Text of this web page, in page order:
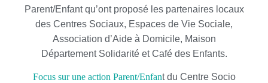
Parent/Enfant qu’ont proposé les partenaires locaux
des Centres Sociaux, Espaces de Vie Sociale,
Association d’Aide à Domicile, Maison
Département Solidarité et Café des Enfants.
Focus sur une action Parent/Enfant du Centre Socio